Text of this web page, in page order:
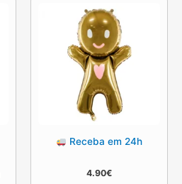
Receba em 24h
4.90€